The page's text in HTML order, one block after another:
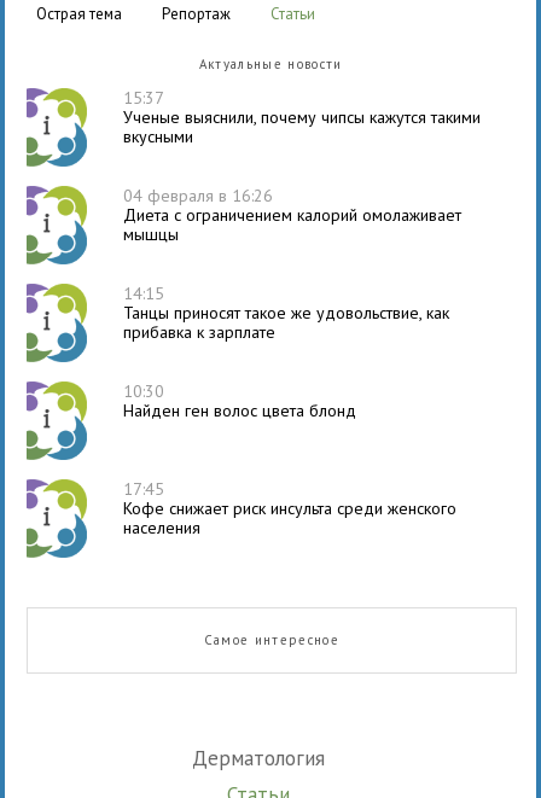
острая тема
репортаж статьи
Актуальные новости
15:37
Ученые выяснили, почему чипсы кажутся такими
вкусными
04 февраля в 16:26
Диета с ограничением калорий омолаживает
мышцы
14:15
Танцы приносят такое же удовольствие, как
прибавка к зарплате
10:30
Найден ген волос цвета блонд
17:45
Кофе снижает риск инсульта среди женского
населения
Самое интересное
Дерматология